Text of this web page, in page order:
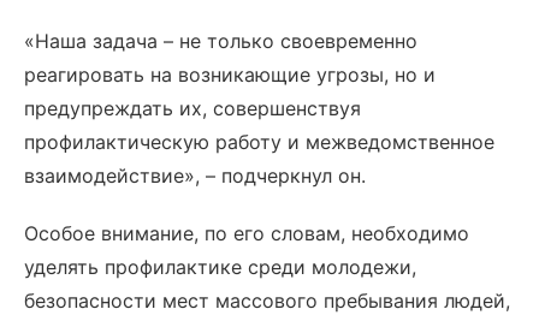
«Наша задача – не только своевременно
реагировать на возникающие угрозы, но и
предупреждать их, совершенствуя
профилактическую работу и межведомственное
взаимодействие», – подчеркнул он.
Особое внимание, по его словам, необходимо
уделять профилактике среди молодежи,
безопасности мест массового пребывания людей,